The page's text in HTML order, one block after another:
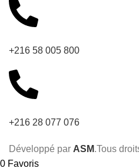
+216 58 005 800
+216 28 077 076
Développé par ASM.Tous
0 Favoris